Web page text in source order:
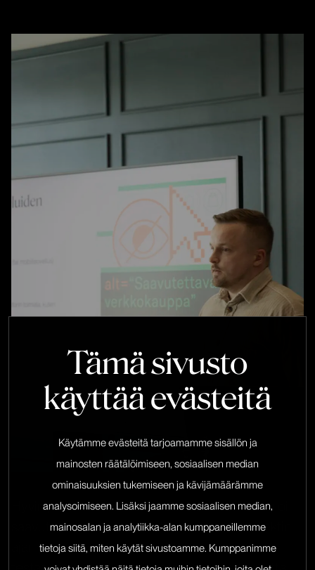
Tämä sivusto
käyttää evästeitä
Käytämme evästeitä tarjoamamme sisällön ja
mainosten räätälöimiseen, sosiaalisen median
ominaisuuksien tukemiseen ja kävijämäärämme
analysoimiseen. Lisäksi jaamme sosiaalisen median,
mainosalan ja analytiikka-alan kumppaneillemme
tietoja siitä, miten käytät sivustoamme. Kumppanimme
Hyvin johdettu verkkopalvelu-uudistus huomioi
saavutettavuuden varmistamisen koko projektin
ajan ja se tarkoittaa saavutettavuuden